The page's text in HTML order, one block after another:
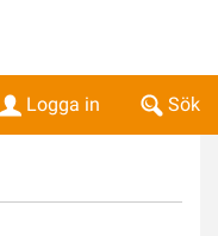
Sök
Logga in